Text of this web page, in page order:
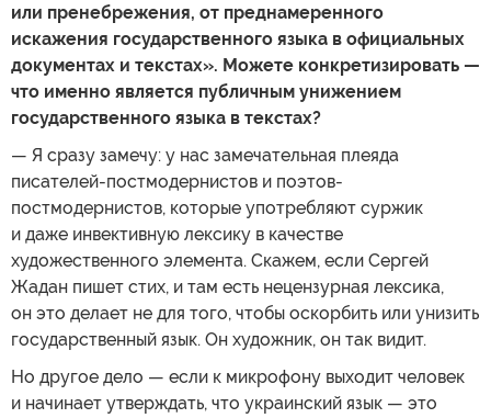
или пренебрежения, от преднамеренного
искажения государственного языка в официальных
документах и текстах». Можете конкретизировать —
что именно является публичным унижением
государственного языка в текстах?
— Я сразу замечу: у нас замечательная плеяда
писателей-постмодернистов и поэтов-
постмодернистов, которые употребляют суржик
и даже инвективную лексику в качестве
художественного элемента. Скажем, если Сергей
Жадан пишет стих, и там есть нецензурная лексика,
он это делает не для того, чтобы оскорбить или унизить
государственный язык. Он художник, он так видит.
Но другое дело — если к микрофону выходит человек
и начинает утверждать, что украинский язык — это